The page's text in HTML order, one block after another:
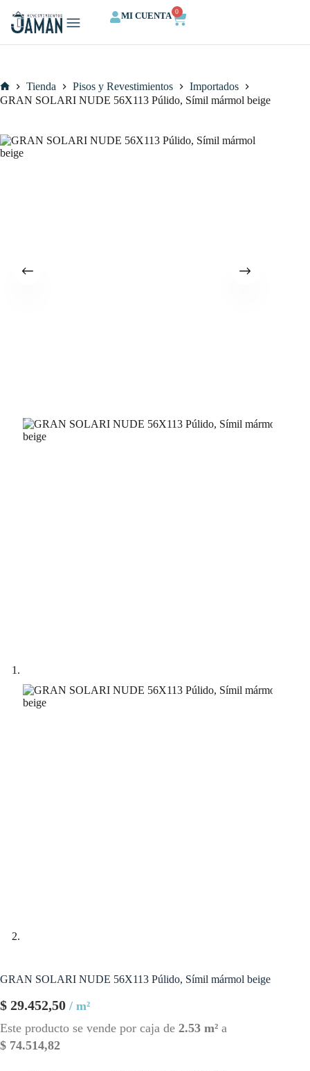
MI CUENTA 0
Tienda Pisos y Revestimientos
Importados
GRAN SOLARI NUDE 56X113 Púlido, Símil mármol beige
GRAN SOLARI NUDE 56X113 Púlido, Símil mármol beige
$ 29.452,50 / m²
Este producto se vende por caja de 2.53 m² a
$ 74.514,82